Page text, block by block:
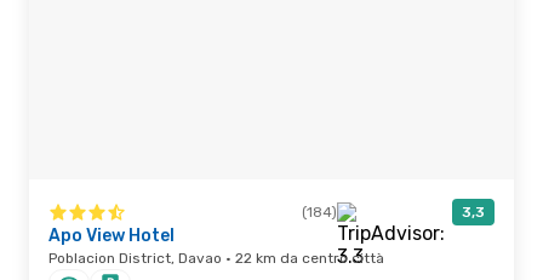
(184) 3,3
Apo View Hotel
Poblacion District, Davao · 22 km da centro città